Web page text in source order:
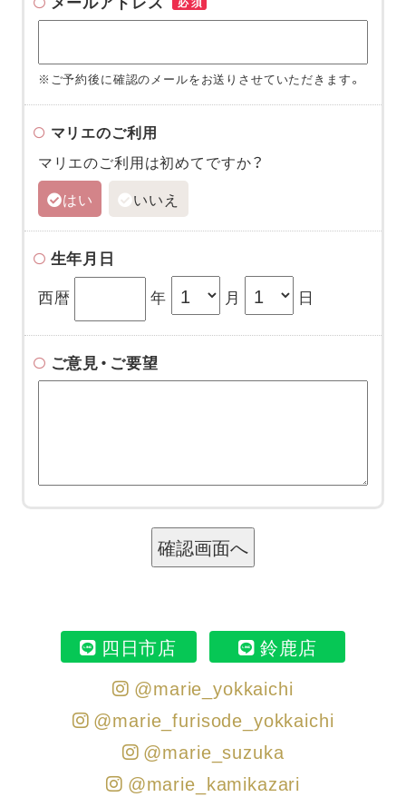
※ご予約後に確認のメールをお送りさせていただきます。
マリエのご利用
マリエのご利用は初めてですか？
はい
いいえ
生年月日
西暦
年 月 日
ご意見・ご要望
四日市店
鈴鹿店
@marie_yokkaichi
@marie_furisode_yokkaichi
@marie_suzuka
@marie_kamikazari